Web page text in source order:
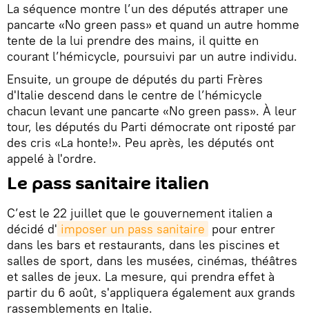
La séquence montre l’un des députés attraper une
pancarte «No green pass» et quand un autre homme
tente de la lui prendre des mains, il quitte en
courant l’hémicycle, poursuivi par un autre individu.
Ensuite, un groupe de députés du parti Frères
d'Italie descend dans le centre de l’hémicycle
chacun levant une pancarte «No green pass». À leur
tour, les députés du Parti démocrate ont riposté par
des cris «La honte!». Peu après, les députés ont
appelé à l'ordre.
Le pass sanitaire italien
C’est le 22 juillet que le gouvernement italien a
décidé d' imposer un pass sanitaire pour entrer
dans les bars et restaurants, dans les piscines et
salles de sport, dans les musées, cinémas, théâtres
et salles de jeux. La mesure, qui prendra effet à
partir du 6 août, s'appliquera également aux grands
rassemblements en Italie.